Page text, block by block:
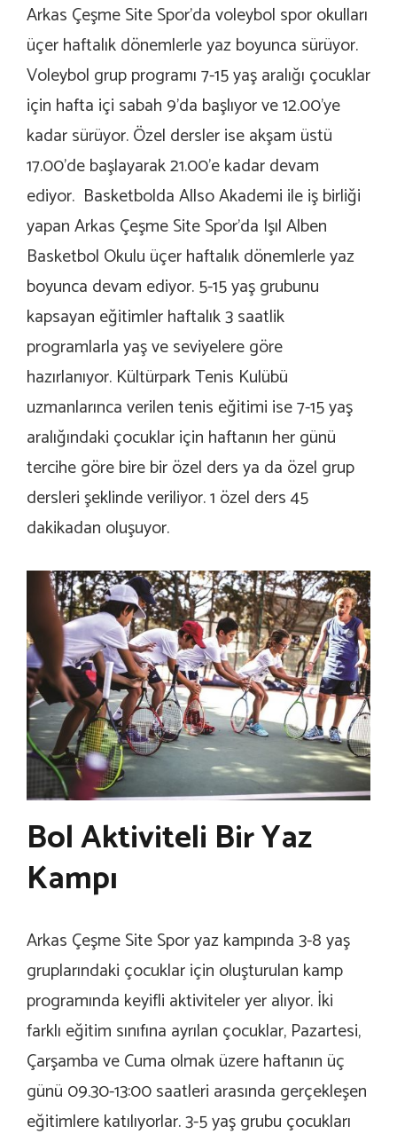
Arkas Çeşme Site Spor’da voleybol spor okulları
üçer haftalık dönemlerle yaz boyunca sürüyor.
Voleybol grup programı 7-15 yaş aralığı çocuklar
için hafta içi sabah 9’da başlıyor ve 12.00’ye
kadar sürüyor. Özel dersler ise akşam üstü
17.00’de başlayarak 21.00’e kadar devam
ediyor. Basketbolda Allso Akademi ile iş birliği
yapan Arkas Çeşme Site Spor’da Işıl Alben
Basketbol Okulu üçer haftalık dönemlerle yaz
boyunca devam ediyor. 5-15 yaş grubunu
kapsayan eğitimler haftalık 3 saatlik
programlarla yaş ve seviyelere göre
hazırlanıyor. Kültürpark Tenis Kulübü
uzmanlarınca verilen tenis eğitimi ise 7-15 yaş
aralığındaki çocuklar için haftanın her günü
tercihe göre bire bir özel ders ya da özel grup
dersleri şeklinde veriliyor. 1 özel ders 45
dakikadan oluşuyor.
Bol Aktiviteli Bir Yaz
Kampı
Arkas Çeşme Site Spor yaz kampında 3-8 yaş
gruplarındaki çocuklar için oluşturulan kamp
programında keyifli aktiviteler yer alıyor. İki
farklı eğitim sınıfına ayrılan çocuklar, Pazartesi,
Çarşamba ve Cuma olmak üzere haftanın üç
günü 09.30-13:00 saatleri arasında gerçekleşen
eğitimlere katılıyorlar. 3-5 yaş grubu çocukları